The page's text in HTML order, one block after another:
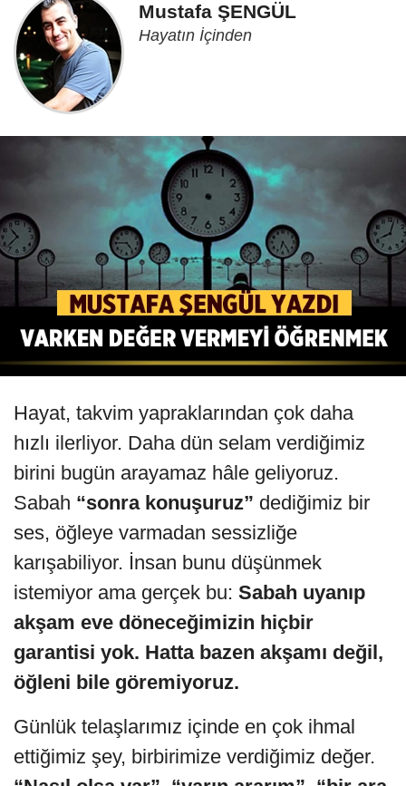
Mustafa ŞENGÜL
Hayatın İçinden
Hayat, takvim yapraklarından çok daha
hızlı ilerliyor. Daha dün selam verdiğimiz
birini bugün arayamaz hâle geliyoruz.
Sabah “sonra konuşuruz” dediğimiz bir
ses, öğleye varmadan sessizliğe
karışabiliyor. İnsan bunu düşünmek
istemiyor ama gerçek bu: Sabah uyanıp
akşam eve döneceğimizin hiçbir
garantisi yok. Hatta bazen akşamı değil,
öğleni bile göremiyoruz.
Günlük telaşlarımız içinde en çok ihmal
ettiğimiz şey, birbirimize verdiğimiz değer.